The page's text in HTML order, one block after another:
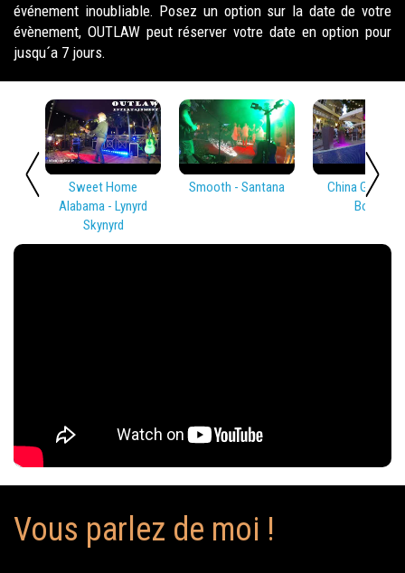
événement inoubliable. Posez un option sur la date de votre
évènement, OUTLAW peut réserver votre date en option pour
jusqu´a 7 jours.
Sweet Home
Alabama - Lynyrd
Skynyrd
Smooth - Santana
China Girl -
Bowie
Vous parlez de moi !